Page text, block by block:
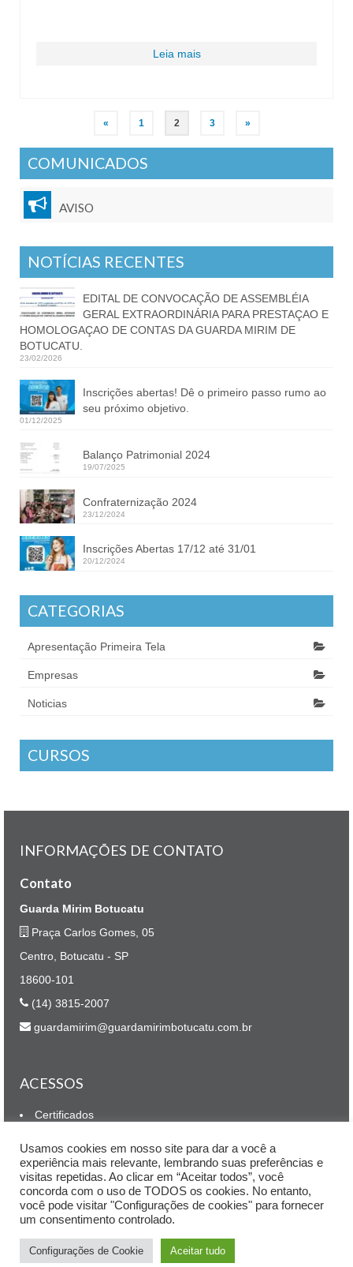
Leia mais
Navegação
por
posts
« 1 2 3 »
COMUNICADOS
AVISO
NOTÍCIAS RECENTES
EDITAL DE CONVOCAÇÃO DE ASSEMBLÉIA
GERAL EXTRAORDINÁRIA PARA PRESTAÇAO E
HOMOLOGAÇAO DE CONTAS DA GUARDA MIRIM DE
BOTUCATU.
23/02/2026
Inscrições abertas! Dê o primeiro passo rumo ao
seu próximo objetivo.
01/12/2025
Balanço Patrimonial 2024
19/07/2025
Confraternização 2024
23/12/2024
Inscrições Abertas 17/12 até 31/01
20/12/2024
CATEGORIAS
Apresentação Primeira Tela
Empresas
Noticias
CURSOS
INFORMAÇÕES DE CONTATO
Contato
Guarda Mirim Botucatu
Praça Carlos Gomes, 05
Centro, Botucatu - SP
18600-101
(14) 3815-2007
guardamirim@guardamirimbotucatu.com.br
ACESSOS
Certificados
MÍDIAS SOCIAIS
Facebook
© 2026 Guarda Mirim
Usamos cookies em nosso site para dar a você a
experiência mais relevante, lembrando suas preferências e
visitas repetidas. Ao clicar em “Aceitar todos”, você
concorda com o uso de TODOS os cookies. No entanto,
você pode visitar "Configurações de cookies" para fornecer
um consentimento controlado.
Configurações de Cookie Aceitar tudo